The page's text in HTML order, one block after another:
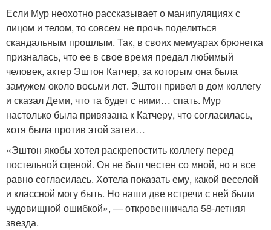
Если Мур неохотно рассказывает о манипуляциях с
лицом и телом, то совсем не прочь поделиться
скандальным прошлым. Так, в своих мемуарах брюнетка
призналась, что ее в свое время предал любимый
человек, актер Эштон Катчер, за которым она была
замужем около восьми лет. Эштон привел в дом коллегу
и сказал Деми, что та будет с ними… спать. Мур
настолько была привязана к Катчеру, что согласилась,
хотя была против этой затеи…
«Эштон якобы хотел раскрепостить коллегу перед
постельной сценой. Он не был честен со мной, но я все
равно согласилась. Хотела показать ему, какой веселой
и классной могу быть. Но наши две встречи с ней были
чудовищной ошибкой», — откровенничала 58-летняя
звезда.